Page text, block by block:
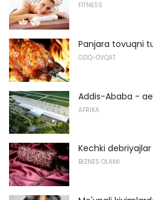
FITNESS
Panjara tovuqni
OZIQ-OVQAT
Addis-Ababa -
AFRIKA
Kechki debriyajlar
BIZNES OLAMI